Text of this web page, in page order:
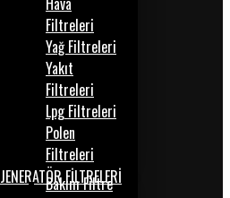
Filtreleri
Yağ Filtreleri
Yakıt
Filtreleri
Lpg Filtreleri
Polen
Filtreleri
JENERATÖR FİLTRELERİ
Bakım Filtre